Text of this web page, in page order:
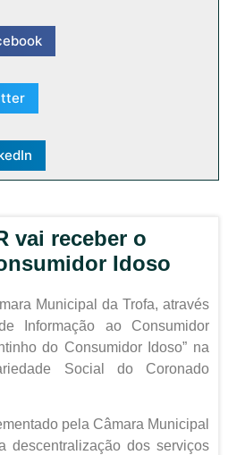
vai receber o
Idoso
Municipal da Trofa, através
Informação ao Consumidor
do Consumidor Idoso” na
Social do Coronado
pela Câmara Municipal
descentralização dos serviços